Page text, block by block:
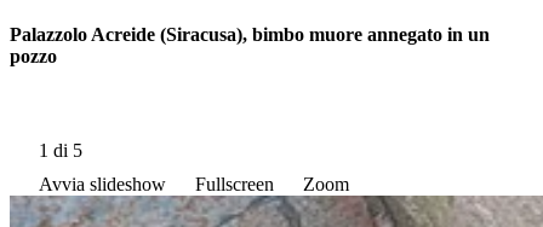
Palazzolo Acreide (Siracusa), bimbo muore annegato in un
pozzo
1 di 5
Avvia slideshow
Fullscreen Zoom